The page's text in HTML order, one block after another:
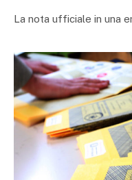
La nota ufficiale in una